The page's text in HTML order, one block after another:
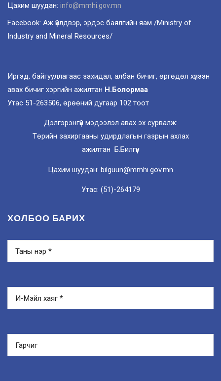
Цахим шуудан: info@mmhi.gov.mn
Facebook: Аж үйлдвэр, эрдэс баялгийн яам /Ministry of
Industry and Mineral Resources/
Иргэд, байгууллагаас захидал, албан бичиг, өргөдөл хүлээн
авах бичиг хэргийн ажилтан Н.Болормаа
Утас 51-263506, өрөөний дугаар 102 тоот
Дэлгэрэнгүй мэдээлэл авах эх сурвалж:
Төрийн захиргааны удирдлагын газрын ахлах
ажилтан Б.Билгүүн
Цахим шуудан: bilguun@mmhi.gov.mn
Утас: (51)-264179
ХОЛБОО БАРИХ